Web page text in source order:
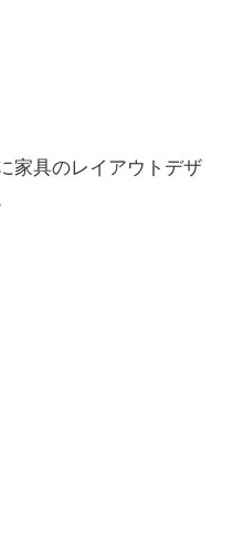
家具のレイアウトデザ